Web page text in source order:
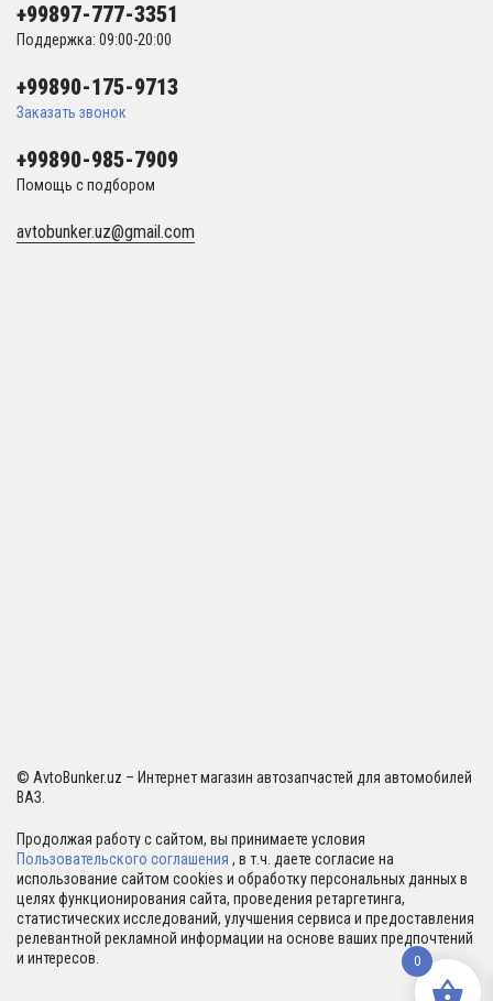
+99897-777-3351
Поддержка: 09:00-20:00
+99890-175-9713
Заказать звонок
+99890-985-7909
Помощь с подбором
avtobunker.uz@gmail.com
© AvtoBunker.uz – Интернет магазин автозапчастей для автомобилей
ВАЗ.
Продолжая работу с сайтом, вы принимаете условия
Пользовательского соглашения , в т.ч. даете согласие на
использование сайтом cookies и обработку персональных данных в
целях функционирования сайта, проведения ретаргетинга,
статистических исследований, улучшения сервиса и предоставления
релевантной рекламной информации на основе ваших предпочтений
и интересов.
0